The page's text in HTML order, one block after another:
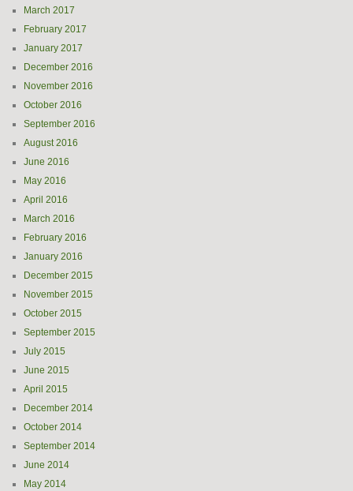
March 2017
February 2017
January 2017
December 2016
November 2016
October 2016
September 2016
August 2016
June 2016
May 2016
April 2016
March 2016
February 2016
January 2016
December 2015
November 2015
October 2015
September 2015
July 2015
June 2015
April 2015
December 2014
October 2014
September 2014
June 2014
May 2014